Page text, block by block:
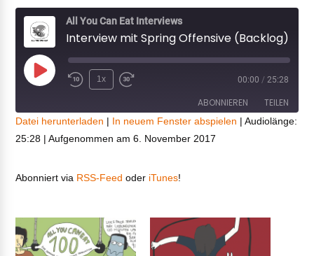
All You Can Eat Interviews
Interview mit Spring Offensive (Backlog)
Play
1x 00:00 / 25:28
ABONNIEREN TEILEN
TEILEN
Datei herunterladen | In neuem Fenster abspielen |Audiolänge:
25:28 |Aufgenommen am 6. November 2017
Abonniert via RSS-Feed oder iTunes!